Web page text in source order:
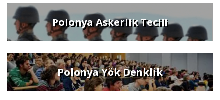
Polonya Askerlik Tecili
Polonya Yök Denklik